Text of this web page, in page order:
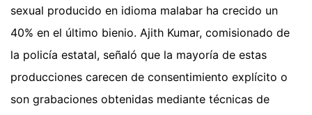
sexual producido en idioma malabar ha crecido un
40% en el último bienio. Ajith Kumar, comisionado de
la policía estatal, señaló que la mayoría de estas
producciones carecen de consentimiento explícito o
son grabaciones obtenidas mediante técnicas de